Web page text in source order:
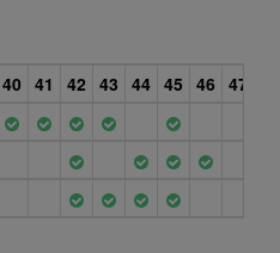
40 41 42 43 44 45 46 47